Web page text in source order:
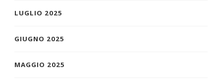
LUGLIO 2025
GIUGNO 2025
MAGGIO 2025